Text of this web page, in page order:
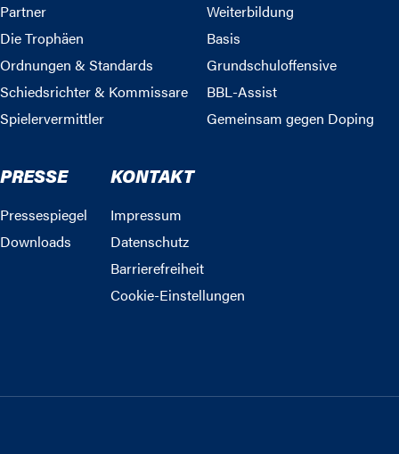
Partner
Die Trophäen
Ordnungen & Standards
Schiedsrichter & Kommissare
Spielervermittler
Weiterbildung
Basis
Grundschuloffensive
BBL-Assist
Gemeinsam gegen Doping
PRESSE
Pressespiegel
Downloads
KONTAKT
Impressum
Datenschutz
Barrierefreiheit
Cookie-Einstellungen